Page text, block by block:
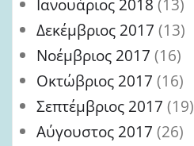
Ιανουάριος 2018 (13)
Δεκέμβριος 2017 (13)
Νοέμβριος 2017 (16)
Οκτώβριος 2017 (16)
Σεπτέμβριος 2017 (19)
Αύγουστος 2017 (26)